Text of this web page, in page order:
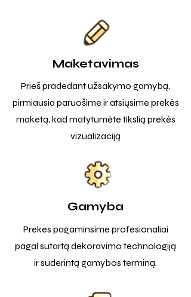
Maketavimas
Prieš pradedant užsakymo gamybą,
pirmiausia paruošime ir atsiųsime prekės
maketą, kad matytumėte tikslią prekės
vizualizaciją
Gamyba
Prekes pagaminsime profesionaliai
pagal sutartą dekoravimo technologiją
ir suderintą gamybos terminą.